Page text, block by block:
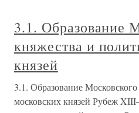
3.1. Образование
княжества и
князей
3.1. Образование
московских князей Рубеж